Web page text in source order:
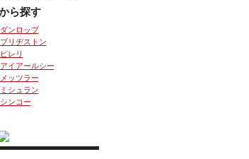
ダンロップ
ブリヂストン
ピレリ
アイアールシー
メッツラー
ミシュラン
シンコー